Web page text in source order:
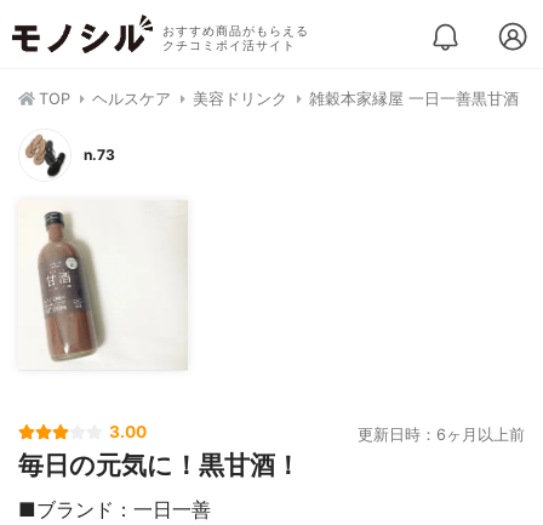
おすすめ商品がもらえる
クチコミポイ活サイト
TOP ヘルスケア 美容ドリンク 雑穀本家縁屋 一日一善黒甘酒
n.73
3.00 更新日時：6ヶ月以上前
毎日の元気に！黒甘酒！
■ブランド：一日一善